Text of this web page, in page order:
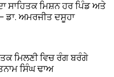
ਸਾਹਿਤਕ ਮਿਸ਼ਨ ਹਰ ਪਿੰਡ ਅਤੇ
ਡਾ. ਅਮਰਜੀਤ ਦਸੂਹਾ
ਮਿਲਣੀ ਵਿਚ ਰੰਗ ਬਰੰਗੇ
ਸਿੰਘ ਢਾਅ